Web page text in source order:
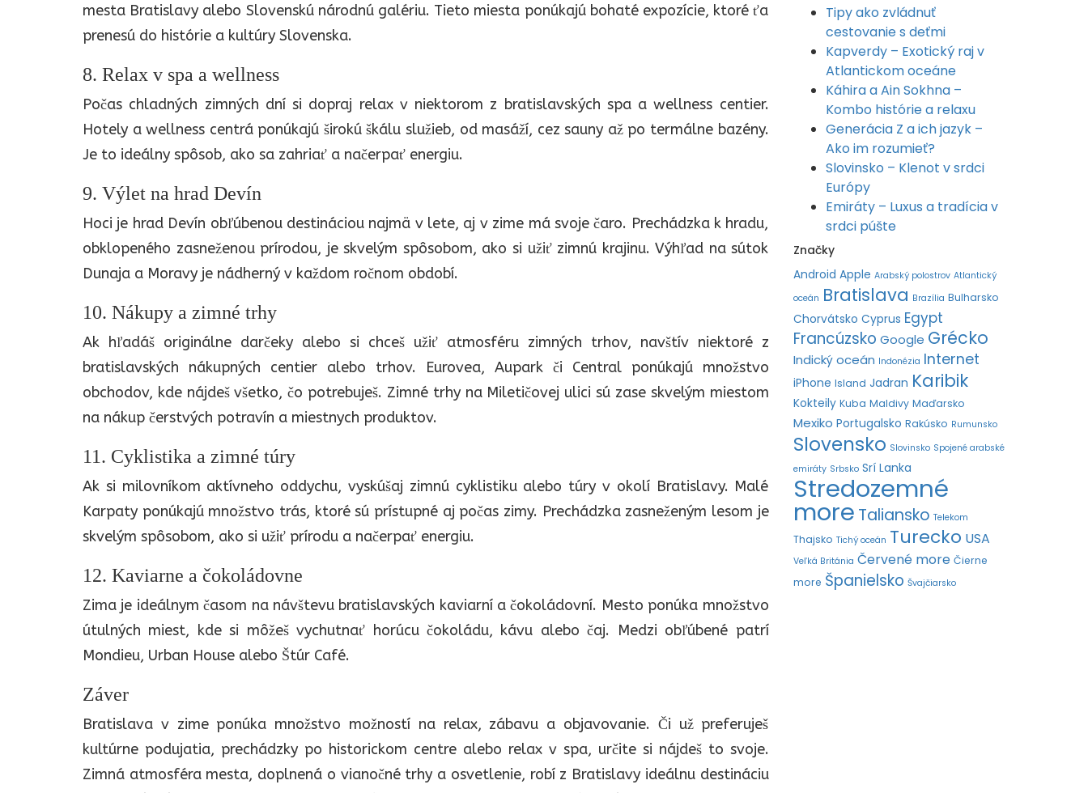
mesta Bratislavy alebo Slovenskú národnú galériu. Tieto miesta ponúkajú bohaté expozície, ktoré ťa
prenesú do histórie a kultúry Slovenska.
8. Relax v spa a wellness
Počas chladných zimných dní si dopraj relax v niektorom z bratislavských spa a wellness centier.
Hotely a wellness centrá ponúkajú širokú škálu služieb, od masáží, cez sauny až po termálne bazény.
Je to ideálny spôsob, ako sa zahriať a načerpať energiu.
9. Výlet na hrad Devín
Hoci je hrad Devín obľúbenou destináciou najmä v lete, aj v zime má svoje čaro. Prechádzka k hradu,
obklopeného zasneženou prírodou, je skvelým spôsobom, ako si užiť zimnú krajinu. Výhľad na sútok
Dunaja a Moravy je nádherný v každom ročnom období.
10. Nákupy a zimné trhy
Ak hľadáš originálne darčeky alebo si chceš užiť atmosféru zimných trhov, navštív niektoré z
bratislavských nákupných centier alebo trhov. Eurovea, Aupark či Central ponúkajú množstvo
obchodov, kde nájdeš všetko, čo potrebuješ. Zimné trhy na Miletičovej ulici sú zase skvelým miestom
na nákup čerstvých potravín a miestnych produktov.
11. Cyklistika a zimné túry
Ak si milovníkom aktívneho oddychu, vyskúšaj zimnú cyklistiku alebo túry v okolí Bratislavy. Malé
Karpaty ponúkajú množstvo trás, ktoré sú prístupné aj počas zimy. Prechádzka zasneženým lesom je
skvelým spôsobom, ako si užiť prírodu a načerpať energiu.
12. Kaviarne a čokoládovne
Zima je ideálnym časom na návštevu bratislavských kaviarní a čokoládovní. Mesto ponúka množstvo
útulných miest, kde si môžeš vychutnať horúcu čokoládu, kávu alebo čaj. Medzi obľúbené patrí
Mondieu, Urban House alebo Štúr Café.
Záver
Bratislava v zime ponúka množstvo možností na relax, zábavu a objavovanie. Či už preferuješ
kultúrne podujatia, prechádzky po historickom centre alebo relax v spa, určite si nájdeš to svoje.
Zimná atmosféra mesta, doplnená o vianočné trhy a osvetlenie, robí z Bratislavy ideálnu destináciu
Tipy ako zvládnuť
cestovanie s deťmi
Kapverdy – Exotický raj v
Atlantickom oceáne
Káhira a Ain Sokhna –
Kombo histórie a relaxu
Generácia Z a ich jazyk –
Ako im rozumieť?
Slovinsko – Klenot v srdci
Európy
Emiráty – Luxus a tradícia v
srdci púšte
Značky
Android Apple Arabský polostrov Atlantický
oceán Bratislava Brazília Bulharsko
Chorvátsko Cyprus Egypt
Francúzsko Google Grécko
Indický oceán Indonézia Internet
iPhone Island Jadran Karibik
Kokteily Kuba Maldivy Maďarsko
Mexiko Portugalsko Rakúsko Rumunsko
Slovensko Slovinsko Spojené arabské
emiráty Srbsko Srí Lanka
Stredozemné
more Taliansko Telekom
Thajsko Tichý oceán Turecko USA
Veľká Británia Červené more Čierne
more Španielsko Švajčiarsko